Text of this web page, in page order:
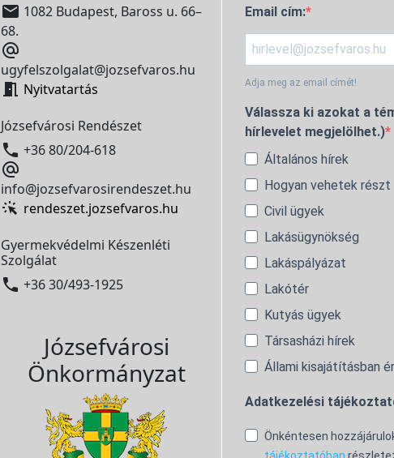
 1082 Budapest, Baross u. 66–
68.

ugyfelszolgalat@jozsefvaros.hu
 Nyitvatartás
Józsefvárosi Rendészet
 +36 80/204-618

info@jozsefvarosirendeszet.hu
rendeszet.jozsefvaros.hu
Gyermekvédelmi Készenléti
Szolgálat
 +36 30/493-1925
Józsefvárosi
Önkormányzat
Email cím:
Adja meg az email címét!
Válassza ki azokat a
hírlevelet megjelölhet.)
Általános hírek
Hogyan vehetek részt
Civil ügyek
Lakásügynökség
Lakáspályázat
Lakótér
Kutyás ügyek
Társasházi hírek
Állami kisajátításban
Adatkezelési
Önkéntesen